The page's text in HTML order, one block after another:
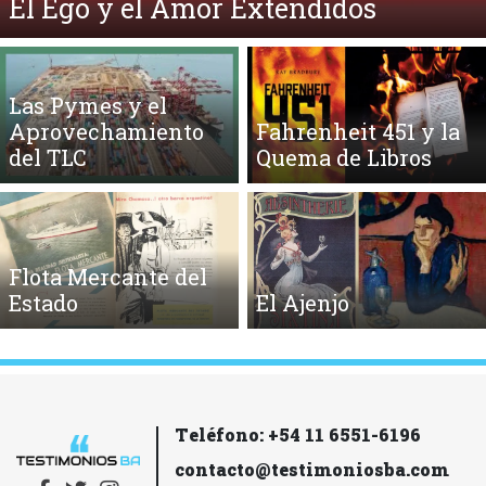
El Ego y el Amor Extendidos
Las Pymes y el
Aprovechamiento
del TLC
Fahrenheit 451 y la
Quema de Libros
Flota Mercante del
Estado
El Ajenjo
Teléfono: +54 11 6551-6196
contacto@testimoniosba.com